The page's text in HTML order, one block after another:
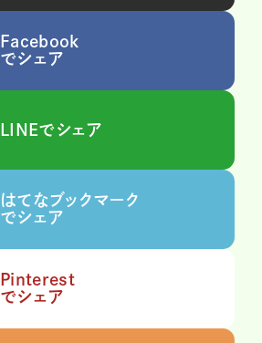
Facebook
でシェア
LINEでシェア
はてなブックマーク
でシェア
Pinterest
でシェア